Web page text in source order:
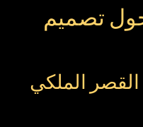
حول تصميم
الملكي